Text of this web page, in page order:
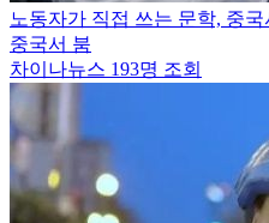
노동자가 직접 쓰는 문학, 중
중국서 붐
차이나뉴스 193명 조회